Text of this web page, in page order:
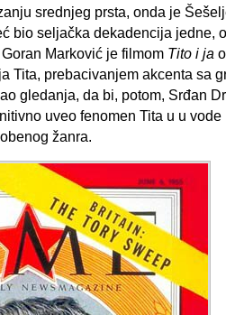
srednjeg prsta, onda je
bio seljačka dekadencija jedne,
Marković je filmom Tito i ja
Tita, prebacivanjem akcenta sa
gledanja, da bi, potom, Srđan
uveo fenomen Tita u u
žanra.